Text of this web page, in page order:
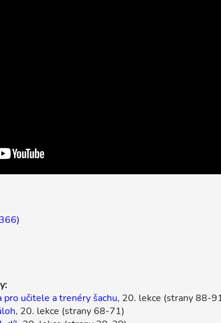
pro učitele a trenéry šachu, 20. lekce (strany 88-
, 20. lekce (strany 68-71)